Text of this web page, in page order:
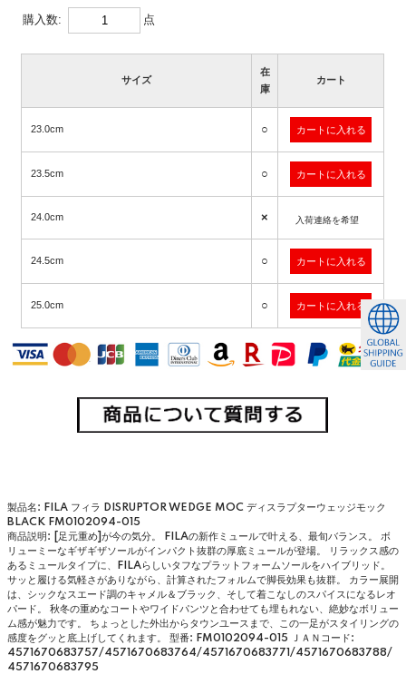
購入数: 点
サイズ
在
庫
カート
23.0cm ○
23.5cm ○
24.0cm × 入荷連絡を希望
24.5cm ○
25.0cm ○
製品名: FILA フィラ DISRUPTOR WEDGE MOC ディスラプターウェッジモック
BLACK FM0102094-015
商品説明: [足元重め]が今の気分。 FILAの新作ミュールで叶える、最旬バランス。 ボ
リューミーなギザギザソールがインパクト抜群の厚底ミュールが登場。 リラックス感の
あるミュールタイプに、FILAらしいタフなプラットフォームソールをハイブリッド。
サッと履ける気軽さがありながら、計算されたフォルムで脚長効果も抜群。 カラー展開
は、シックなスエード調のキャメル＆ブラック、そして着こなしのスパイスになるレオ
パード。 秋冬の重めなコートやワイドパンツと合わせても埋もれない、絶妙なボリュー
ム感が魅力です。 ちょっとした外出からタウンユースまで、この一足がスタイリングの
感度をグッと底上げしてくれます。
型番: FM0102094-015 ＪＡＮコード:
4571670683757/4571670683764/4571670683771/4571670683788/
4571670683795